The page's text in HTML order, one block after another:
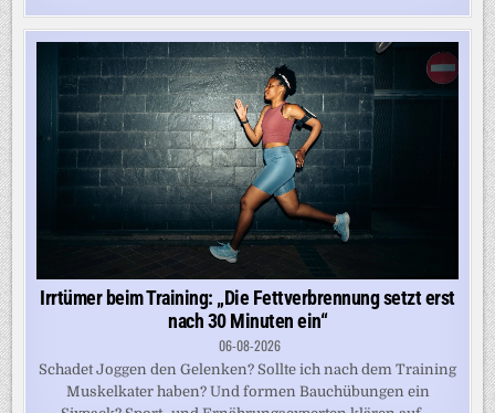
Irrtümer beim Training: „Die Fettverbrennung setzt erst
nach 30 Minuten ein“
06-08-2026
Schadet Joggen den Gelenken? Sollte ich nach dem Training
Muskelkater haben? Und formen Bauchübungen ein